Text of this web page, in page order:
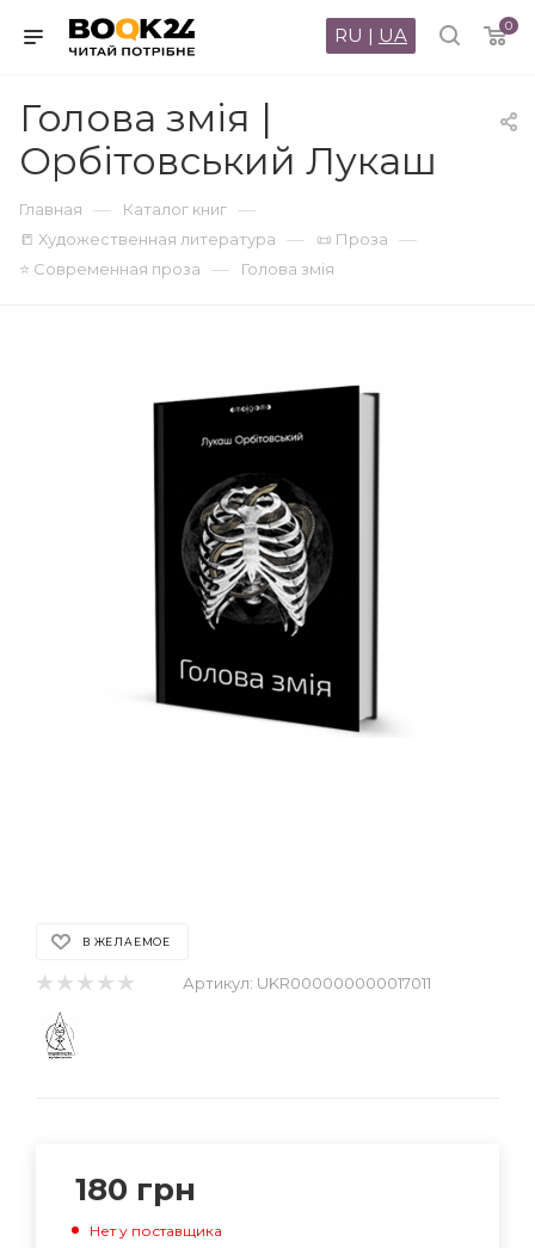
0
RU | UA
Голова змія |
Орбітовський Лукаш
Главная — Каталог книг —
📒 Художественная литература — 📜 Проза —
⭐ Современная проза — Голова змія
В ЖЕЛАЕМОЕ
Артикул: UKR000000000017011
180 грн
Нет у поставщика